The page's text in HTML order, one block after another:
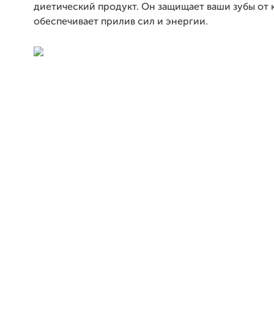
диетический продукт. Он защищает ваши зубы от
обеспечивает прилив сил и энергии.